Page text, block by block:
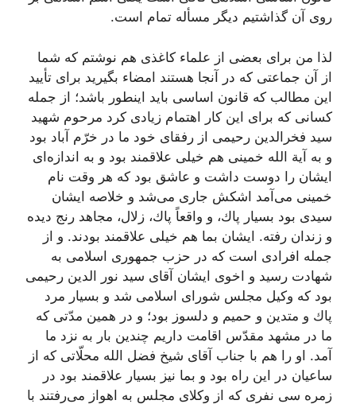
روى آن گذاشتیم دیگر مسأله تمام است.
لذا من براى بعضى از علماء كاغذى هم نوشتم كه شما
از آن جماعتى كه در آنجا هستند امضاء بگیرید براى تأیید
این مطالب كه قانون اساسى باید اینطور باشد؛ از جمله
كسانى كه براى این كار اهتمام زیادى كرد مرحوم شهید
سید فخرالدین رحیمى از رفقاى خود ما در خرّم آباد بود
و به آیة الله خمینى هم خیلى علاقمند بود و به اندازه‌اى
ایشان را دوست داشت و عاشق بود كه هر وقت نام
خمینى مى‌آمد اشكش جارى مى‌شد و خلاصه ایشان
سیدى بود بسیار پاك، و واقعاً پاك، زلال، مجاهد رنج دیده
و زندان رفته. ایشان بما هم خیلى علاقمند بودند. و از
جمله افرادى است كه در حزب جمهورى اسلامى به
شهادت رسید و اخوى ایشان آقاى سید نور الدین رحیمى
بود كه وكیل مجلس شوراى اسلامى شد و بسیار مرد
پاك و متدین و حمیم و دلسوز بود؛ و در همین مدّتى كه
ما در مشهد مقدّس اقامت داریم چندین بار به نزد ما
آمد. او را هم با جناب آقاى شیخ فضل الله محلّاتى كه از
ساعیان در این راه بود و بما نیز بسیار علاقمند بود در
زمره سى نفرى كه از وكلاى مجلس به اهواز مى‌رفتند با